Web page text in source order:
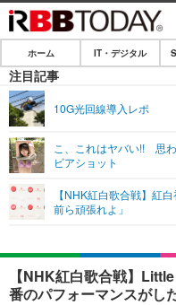
ホーム
IT・デジタル
ネタ
ショッピング
SPEED TEST
エンタメ
エンタメTOP
音楽
ライフ
ライフTOP
ペット
リリース一覧
プッシュ通知の停止方法
ホーム IT・デジタル
注目記事
10G光回線導入レポ
こ、これはヤバい!! 思
ビアショット
【NHK紅白歌合戦】紅
前ら頑張れよ」
【NHK紅白歌合戦】
番のパフォーマンスがし